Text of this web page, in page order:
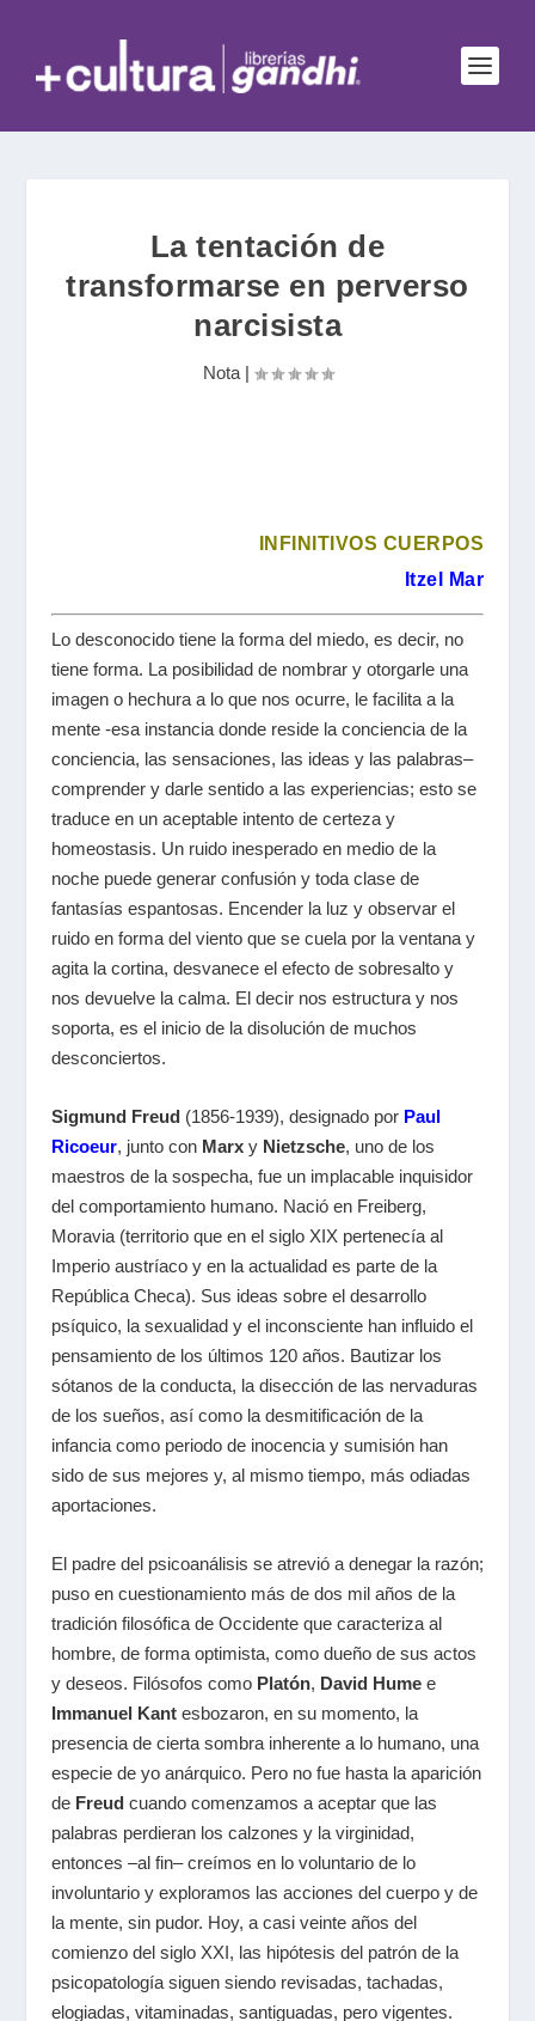
La tentación de
transformarse en perverso
narcisista
Nota|
INFINITIVOS CUERPOS
Itzel Mar
Lo desconocido tiene la forma del miedo, es decir, no
tiene forma. La posibilidad de nombrar y otorgarle una
imagen o hechura a lo que nos ocurre, le facilita a la
mente -esa instancia donde reside la conciencia de la
conciencia, las sensaciones, las ideas y las palabras–
comprender y darle sentido a las experiencias; esto se
traduce en un aceptable intento de certeza y
homeostasis. Un ruido inesperado en medio de la
noche puede generar confusión y toda clase de
fantasías espantosas. Encender la luz y observar el
ruido en forma del viento que se cuela por la ventana y
agita la cortina, desvanece el efecto de sobresalto y
nos devuelve la calma. El decir nos estructura y nos
soporta, es el inicio de la disolución de muchos
desconciertos.
Sigmund Freud (1856-1939), designado por Paul
Ricoeur, junto con Marxy Nietzsche, uno de los
maestros de la sospecha, fue un implacable inquisidor
del comportamiento humano. Nació en Freiberg,
Moravia (territorio que en el siglo XIX pertenecía al
Imperio austríaco y en la actualidad es parte de la
República Checa). Sus ideas sobre el desarrollo
psíquico, la sexualidad y el inconsciente han influido el
pensamiento de los últimos 120 años. Bautizar los
sótanos de la conducta, la disección de las nervaduras
de los sueños, así como la desmitificación de la
infancia como periodo de inocencia y sumisión han
sido de sus mejores y, al mismo tiempo, más odiadas
aportaciones.
El padre del psicoanálisis se atrevió a denegar la razón;
puso en cuestionamiento más de dos mil años de la
tradición filosófica de Occidente que caracteriza al
hombre, de forma optimista, como dueño de sus actos
y deseos. Filósofos como Platón, David Humee
Immanuel Kantesbozaron, en su momento, la
presencia de cierta sombra inherente a lo humano, una
especie de yo anárquico. Pero no fue hasta la aparición
de Freud cuando comenzamos a aceptar que las
palabras perdieran los calzones y la virginidad,
entonces –al fin– creímos en lo voluntario de lo
involuntario y exploramos las acciones del cuerpo y de
la mente, sin pudor. Hoy, a casi veinte años del
comienzo del siglo XXI, las hipótesis del patrón de la
psicopatología siguen siendo revisadas, tachadas,
elogiadas, vitaminadas, santiguadas, pero vigentes.